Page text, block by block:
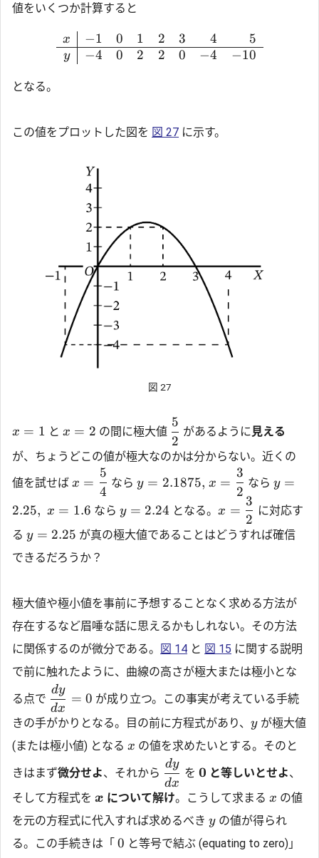
値をいくつか計算すると
x
y
−1
−4
0
0
1
2
2
2
3
0
4
−4
5
−10
となる。
この値をプロットした図を 図 27 に示す。
図 27
x = 1 と x = 2 の間に極大値
2
5
があるように見える
が、ちょうどこの値が極大なのかは分からない。近くの
値を試せば x =
4
5
ならy = 2.1875, x =
2
3
ならy =
2.25, x = 1.6 なら y = 2.24 となる。x =
2
3
に対応す
る y = 2.25 が真の極大値であることはどうすれば確信
できるだろうか？
極大値や極小値を事前に予想することなく求める方法が
存在するなど眉唾な話に思えるかもしれない。その方法
に関係するのが微分である。
図 14 と 図 15 に関する説明
で前に触れたように、曲線の高さが極大または極小とな
る点で
dx
dy
= 0 が成り立つ。この事実が考えている手続
きの手がかりとなる。目の前に方程式があり、 yが極大値
(または極小値) となる x の値を求めたいとする。そのと
きはまず微分せよ、それから
dx
dy
を 0 と等しいとせよ、
そして方程式を x について解け。こうして求まる x の値
を元の方程式に代入すれば求めるべき yの値が得られ
る。この手続きは「 0 と等号で結ぶ (equating to zero)」